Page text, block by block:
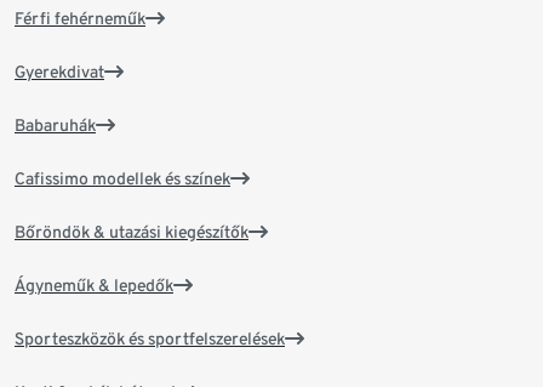
Férfi fehérneműk
Gyerekdivat
Babaruhák
Cafissimo modellek és színek
Bőröndök & utazási kiegészítők
Ágyneműk & lepedők
Sporteszközök és sportfelszerelések